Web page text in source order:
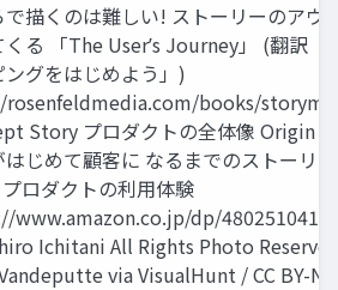
で描くのは難しい! ストーリーのアウ
る 「The Userʼs Journey」 (翻訳「
ングをはじめよう」)
books/
Story プロダクトの全体像 Origin
じめて顧客に なるまでのストーリ
ロダクトの利⽤体験
www.amazon.co.jp/dp/4802510411/
Ichitani All Rights Photo
via VisualHunt / CC BY-